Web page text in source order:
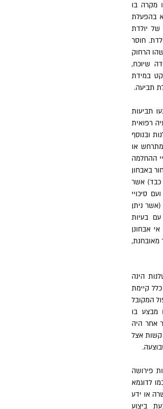
מקרה בו
בהפעלת
יולדת
חוסר
הרחוק
שיוכח,
במידת
תביעה.
תביעות
רפואית
ובנוסף
מתרחש או
ההחלמה
באבחון
כבד) אשר
סיכויי
ניתן
עם בעיות
אבחונן
מאובחנת,
הינה
קיימת
המקובל
מבצע בו
אחר היה
קשות אצל
פירושה
לדוגמא
או ידע
ביצוע